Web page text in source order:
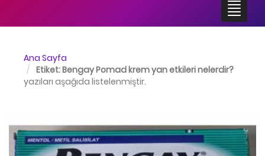
Ana Sayfa
Etiket:Bengay Pomad krem yan etkileri nelerdir?
yazıları aşağıda listelenmiştir.